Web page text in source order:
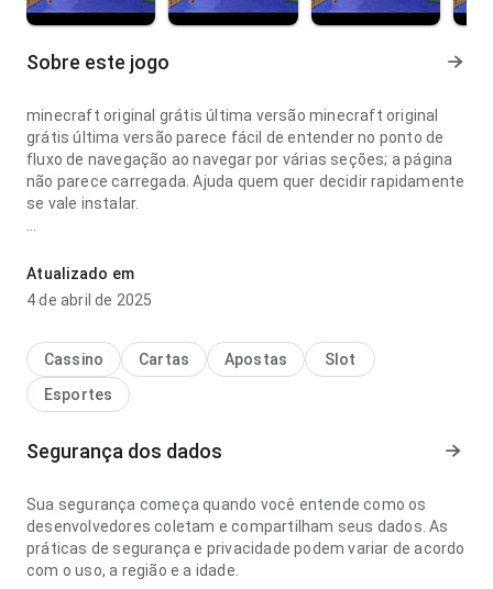
Sobre este jogo
minecraft original grátis última versão minecraft original
grátis última versão parece fácil de entender no ponto de
fluxo de navegação ao navegar por várias seções; a página
não parece carregada. Ajuda quem quer decidir rapidamente
se vale instalar.
de velocidade de carregamento para um visitante novo; a
hierarquia visual parece natural. Ajuda quem quer decidir
Atualizado em
4 de abril de 2025
Cassino Cartas Apostas
Slot
Esportes
Segurança dos dados
Sua segurança começa quando você entende como os
desenvolvedores coletam e compartilham seus dados. As
práticas de segurança e privacidade podem variar de acordo
com o uso, a região e a idade.